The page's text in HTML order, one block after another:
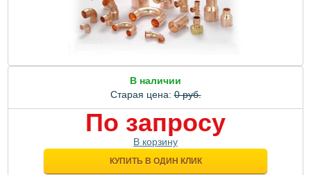
В наличии
Старая цена:0 руб.
По запросу
В корзину
КУПИТЬ В ОДИН КЛИК